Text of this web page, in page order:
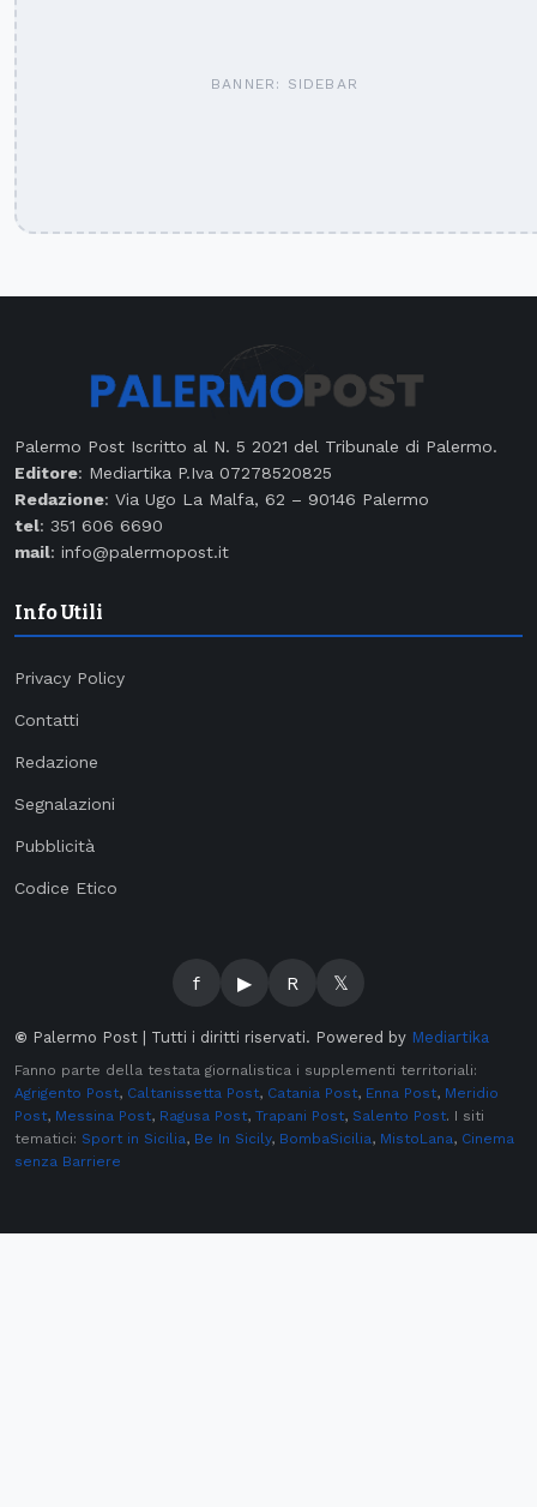
BANNER: SIDEBAR
Palermo Post Iscritto al N. 5 2021 del Tribunale di Palermo.
Editore: Mediartika P.Iva 07278520825
Redazione: Via Ugo La Malfa, 62 – 90146 Palermo
tel: 351 606 6690
mail: info@palermopost.it
Info Utili
Privacy Policy
Contatti
Redazione
Segnalazioni
Pubblicità
Codice Etico
f ▶ R 𝕏
© Palermo Post | Tutti i diritti riservati. Powered by Mediartika
Fanno parte della testata giornalistica i supplementi territoriali:
Agrigento Post, Caltanissetta Post, Catania Post, Enna Post, Meridio
Post, Messina Post, Ragusa Post, Trapani Post, Salento Post. I siti
tematici: Sport in Sicilia, Be In Sicily, BombaSicilia, MistoLana, Cinema
senza Barriere